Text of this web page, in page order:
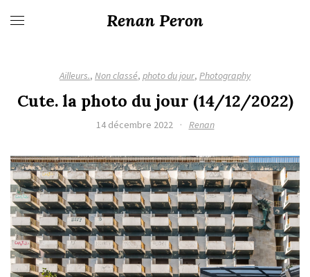
Renan Peron
Ailleurs., Non classé, photo du jour, Photography
Cute. la photo du jour (14/12/2022)
14 décembre 2022 · Renan